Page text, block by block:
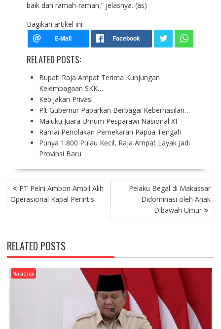
baik dan ramah-ramah,” jelasnya. (as)
Bagikan artikel ini
RELATED POSTS:
Bupati Raja Ampat Terima Kunjungan
Kelembagaan SKK…
Kebijakan Privasi
Plt Gubernur Paparkan Berbagai Keberhasilan…
Maluku Juara Umum Pesparawi Nasional XI
Ramai Penolakan Pemekaran Papua Tengah
Punya 1.800 Pulau Kecil, Raja Ampat Layak Jadi
Provinsi Baru
P
O
S
A
V
I
G
A
PT Pelni Ambon Ambil Alih
Operasional Kapal Perintis
‎Pelaku Begal di Makassar
Didominasi oleh Anak
Dibawah Umur
RELATED POSTS
Nasional